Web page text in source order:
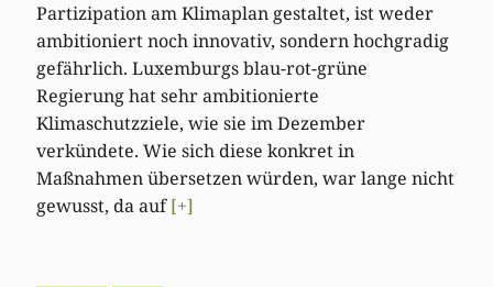
Partizipation am Klimaplan gestaltet, ist weder
ambitioniert noch innovativ, sondern hochgradig
gefährlich. Luxemburgs blau-rot-grüne
Regierung hat sehr ambitionierte
Klimaschutzziele, wie sie im Dezember
verkündete. Wie sich diese konkret in
Maßnahmen übersetzen würden, war lange nicht
gewusst, da auf[+]